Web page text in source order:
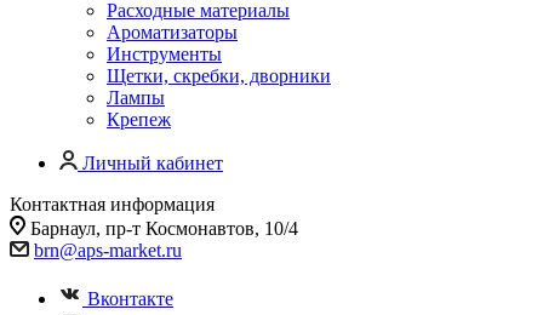
Расходные материалы
Ароматизаторы
Инструменты
Щетки, скребки, дворники
Лампы
Крепеж
Личный кабинет
Контактная информация
Барнаул, пр-т Космонавтов, 10/4
brn@aps-market.ru
Вконтакте